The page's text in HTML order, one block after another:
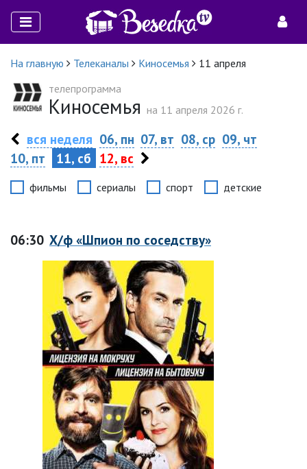
На главную Телеканалы Киносемья
11 апреля
телепрограмма
Киносемья на 11 апреля 2026 г.
вся неделя 06, пн 07, вт 08, ср 09, чт
10, пт
11, сб 12, вс
фильмы сериалы спорт детские
06:30 Х/ф «Шпион по соседству»